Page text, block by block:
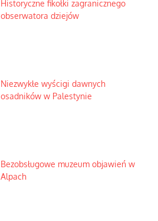
Historyczne fikołki zagranicznego
obserwatora dziejów
Niezwykłe wyścigi dawnych
osadników w Palestynie
Bezobsługowe muzeum objawień w
Alpach